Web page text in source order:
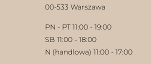
00-533 Warszawa
PN - PT 11:00 - 19:00
SB 11:00 - 18:00
N (handlowa) 11:00 - 17:00